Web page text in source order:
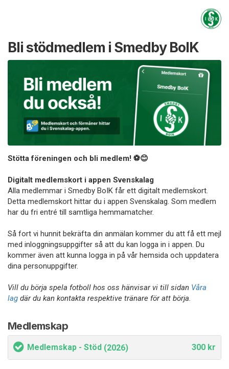
Bli stödmedlem i Smedby BoIK
Stötta föreningen och bli medlem! ⚽😊
Digitalt medlemskort i appen Svenskalag
Alla medlemmar i Smedby BoIK får ett digitalt medlemskort.
Detta medlemskort hittar du i appen Svenskalag. Som medlem
har du fri entré till samtliga hemmamatcher.
Så fort vi hunnit bekräfta din anmälan kommer du att få ett mejl
med inloggningsuppgifter så att du kan logga in i appen. Du
kommer även att kunna logga in på vår hemsida och uppdatera
dina personuppgifter.
Vill du börja spela fotboll hos oss hänvisar vi till sidan Våra
lag där du kan kontakta respektive tränare för att börja.
Medlemskap
Medlemskap - Stöd (2026) 300 kr